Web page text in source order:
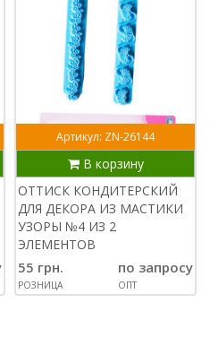
Артикул: ZN-26144
В корзину
ОТТИСК КОНДИТЕРСКИЙ
ДЛЯ ДЕКОРА ИЗ МАСТИКИ
УЗОРЫ №4 ИЗ 2
ЭЛЕМЕНТОВ
55 грн.
РОЗНИЦА
по запросу
ОПТ